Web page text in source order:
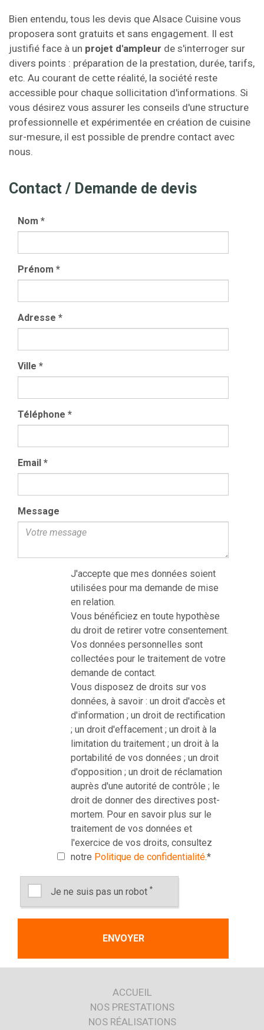
Bien entendu, tous les devis que Alsace Cuisine vous
proposera sont gratuits et sans engagement. Il est
justifié face à un projet d'ampleur de s'interroger sur
divers points : préparation de la prestation, durée, tarifs,
etc. Au courant de cette réalité, la société reste
accessible pour chaque sollicitation d'informations. Si
vous désirez vous assurer les conseils d'une structure
professionnelle et expérimentée en création de cuisine
sur-mesure, il est possible de prendre contact avec
nous.
Contact / Demande de devis
Nom *
Prénom *
Adresse *
Ville *
Téléphone *
Email *
Message
J'accepte que mes données soient
utilisées pour ma demande de mise
en relation.
Vous bénéficiez en toute hypothèse
du droit de retirer votre consentement.
Vos données personnelles sont
collectées pour le traitement de votre
demande de contact.
Vous disposez de droits sur vos
données, à savoir : un droit d'accès et
d'information ; un droit de rectification
; un droit d'effacement ; un droit à la
limitation du traitement ; un droit à la
portabilité de vos données ; un droit
d'opposition ; un droit de réclamation
auprès d'une autorité de contrôle ; le
droit de donner des directives post-
mortem. Pour en savoir plus sur le
traitement de vos données et
l'exercice de vos droits, consultez
notre Politique de confidentialité.*
Je ne suis pas un robot *
ACCUEIL
NOS PRESTATIONS
NOS RÉALISATIONS